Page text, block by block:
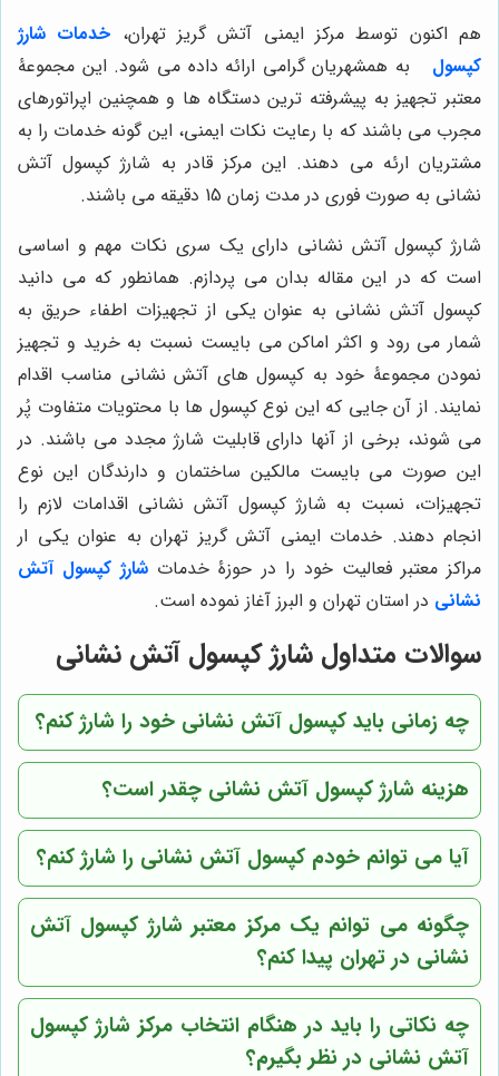
هم اکنون توسط مرکز ایمنی آتش گریز تهران، خدمات شارژ
کپسول
به همشهریان گرامی ارائه داده می شود. این مجموعۀ
معتبر تجهیز به پیشرفته ترین دستگاه ها و همچنین اپراتورهای
مجرب می باشند که با رعایت نکات ایمنی، این گونه خدمات را به
مشتریان ارئه می دهند. این مرکز قادر به شارژ کپسول آتش
نشانی به صورت فوری در مدت زمان 15 دقیقه می باشند.
شارژ کپسول آتش نشانی دارای یک سری نکات مهم و اساسی
است که در این مقاله بدان می پردازم. همانطور که می دانید
کپسول آتش نشانی به عنوان یکی از تجهیزات اطفاء حریق به
شمار می رود و اکثر اماکن می بایست نسبت به خرید و تجهیز
نمودن مجموعۀ خود به کپسول های آتش نشانی مناسب اقدام
نمایند. از آن جایی که این نوع کپسول ها با محتویات متفاوت پُر
می شوند، برخی از آنها دارای قابلیت شارژ مجدد می باشند. در
این صورت می بایست مالکین ساختمان و دارندگان این نوع
تجهیزات، نسبت به شارژ کپسول آتش نشانی اقدامات لازم را
انجام دهند. خدمات ایمنی آتش گریز تهران به عنوان یکی ار
مراکز معتبر فعالیت خود را در حوزۀ خدمات شارژ کپسول آتش
نشانی در استان تهران و البرز آغاز نموده است.
سوالات متداول شارژ کپسول آتش نشانی
چه زمانی باید کپسول آتش نشانی خود را شارژ کنم؟
هزینه شارژ کپسول آتش نشانی چقدر است؟
آیا می توانم خودم کپسول آتش نشانی را شارژ کنم؟
چگونه می توانم یک مرکز معتبر شارژ کپسول آتش
نشانی در تهران پیدا کنم؟
چه نکاتی را باید در هنگام انتخاب مرکز شارژ کپسول
آتش نشانی در نظر بگیرم؟